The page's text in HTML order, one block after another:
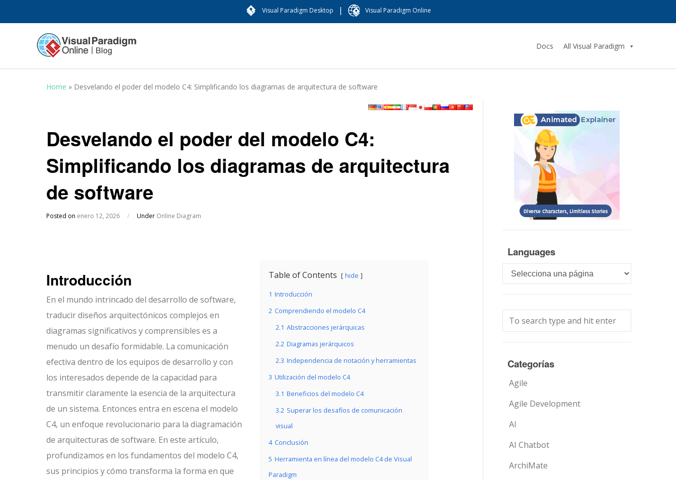
Visual Paradigm Desktop | Visual Paradigm Online
Docs All Visual Paradigm
Home » Desvelando el poder del modelo C4: Simplificando los diagramas de arquitectura de software
Desvelando el poder del modelo C4:
Simplificando los diagramas de arquitectura
de software
Posted on enero 12, 2026 / Under Online Diagram
Table of Contents hide
1 Introducción
2 Comprendiendo el modelo C4
2.1 Abstracciones jerárquicas
2.2 Diagramas jerárquicos
2.3 Independencia de notación y herramientas
3 Utilización del modelo C4
3.1 Beneficios del modelo C4
3.2 Superar los desafíos de comunicación
visual
4 Conclusión
5 Herramienta en línea del modelo C4 de Visual
Paradigm
Introducción
En el mundo intrincado del desarrollo de software,
traducir diseños arquitectónicos complejos en
diagramas significativos y comprensibles es a
menudo un desafío formidable. La comunicación
efectiva dentro de los equipos de desarrollo y con
los interesados depende de la capacidad para
transmitir claramente la esencia de la arquitectura
de un sistema. Entonces entra en escena el modelo
C4, un enfoque revolucionario para la diagramación
de arquitecturas de software. En este artículo,
profundizamos en los fundamentos del modelo C4,
sus principios y cómo transforma la forma en que
Languages
Languages
Categorías
Agile
Agile Development
AI
AI Chatbot
ArchiMate